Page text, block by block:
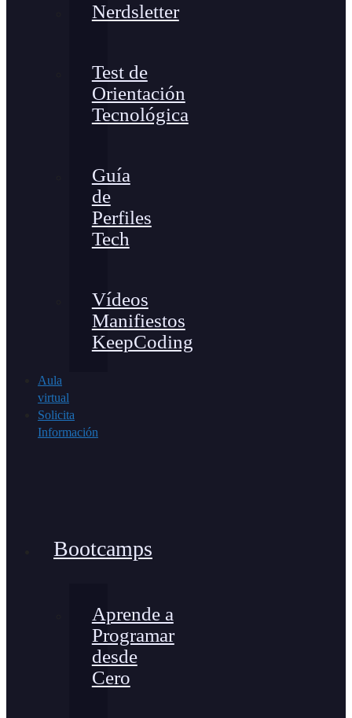
Nerdsletter
Test de
Orientación
Tecnológica
Guía
de
Perfiles
Tech
Vídeos
Manifiestos
KeepCoding
Aula
virtual
Solicita
Información
Bootcamps
Aprende a
Programar
desde
Cero